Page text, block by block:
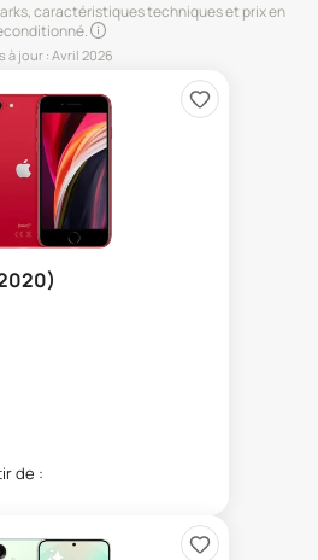
caractéristiques techniques et prix en
à jour : Avril 2026
de :